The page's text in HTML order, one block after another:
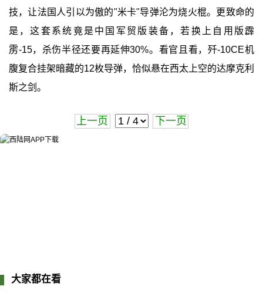
技，让法国人引以为傲的"米卡"导弹沦为烧火棍。更致命的
是，这套系统竟是中国军贸版装备，若换上自用版霹
雳-15，杀伤半径还要再延伸30%。看官且看，歼-10CE机
腹复合挂架暗藏的12枚导弹，恰似悬在西太上空的达摩克利
斯之剑。
上一页 下一页
大家都在看